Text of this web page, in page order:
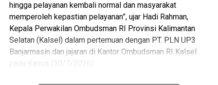
WhatsApp 0 Facebook 0
Messenger 0 Twitter/X 0
hingga pelayanan kembali normal dan masyarakat
memperoleh kepastian pelayanan”, ujar Hadi Rahman,
Kepala Perwakilan Ombudsman RI Provinsi Kalimantan
Selatan (Kalsel) dalam pertemuan dengan PT. PLN UP3
Banjarmasin dan jajaran di Kantor Ombudsman RI Kalsel